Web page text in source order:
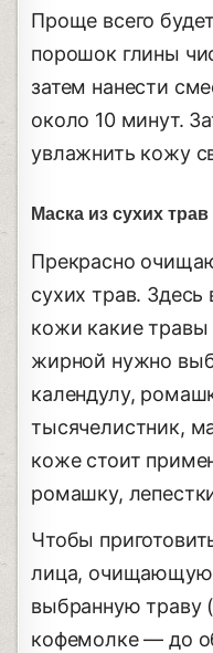
Проще всего
порошок глины
затем нанести
около 10 минут.
увлажнить кожу
Маска из сухих трав
Прекрасно
сухих трав.
кожи какие травы
жирной нужно
календулу,
тысячелистник,
коже стоит
ромашку,
Чтобы
лица, очищающую
выбранную траву
кофемолке — до